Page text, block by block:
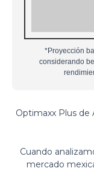
*Proyección
considerando
Optimaxx Plus de
Cuando
mercado